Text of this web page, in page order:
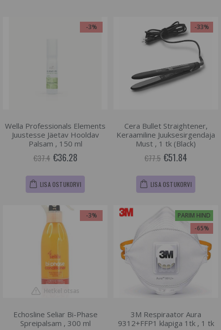
-3%
Wella Professionals Elements
Juustesse Jäetav Hooldav
Palsam , 150 ml
€37.4 €36.28
LISA OSTUKORVI
-33%
Cera Bullet Straightener,
Keraamiline Juuksesirgendaja
Must , 1 tk (Black)
€77.5 €51.84
LISA OSTUKORVI
-3%
Hetkel otsas
Echosline Seliar Bi-Phase
Spreipalsam , 300 ml
PARIM HIND
-65%
3M Respiraator Aura
9312+FFP1 klapiga 1tk , 1 tk